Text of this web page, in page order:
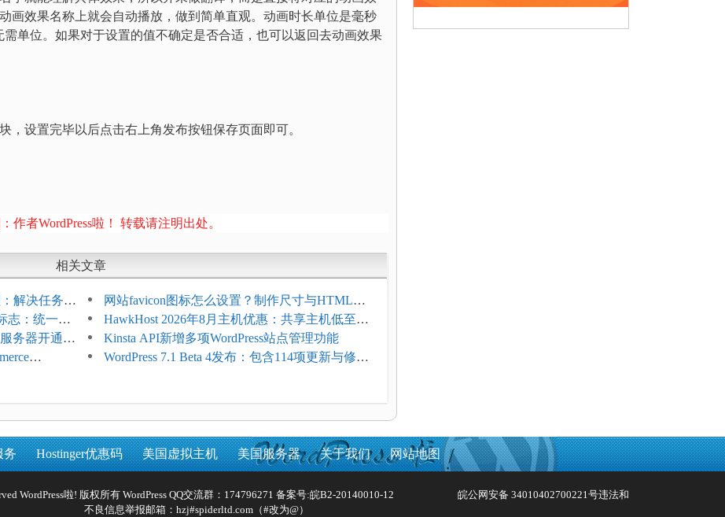
画效果名称上就会自动播放，做到简单直观。动画时长单位是毫秒
需单位。如果对于设置的值不确定是否合适，也可以返回去动画效果
，设置完毕以后点击右上角发布按钮保存页面即可。
作者WordPress啦！ 转载请注明出处。
相关文章
：解决任务积
网站favicon图标怎么设置？制作尺寸与HTML添
加方法
志：统一支
HawkHost 2026年8月主机优惠：共享主机低至
$2.61/月，高性能主机同步折扣
务器开通更
Kinsta API新增多项WordPress站点管理功能
WordPress 7.1 Beta 4发布：包含114项更新与修
务 Hostinger优惠码 美国虚拟主机 美国服务器 关于我们 网站地图
WordPress啦! 版权所有 WordPress QQ交流群：174796271 备案号:皖B2-20140010-12 皖公网安备 34010402700221号违法和
不良信息举报邮箱：hzj#spiderltd.com（#改为@）